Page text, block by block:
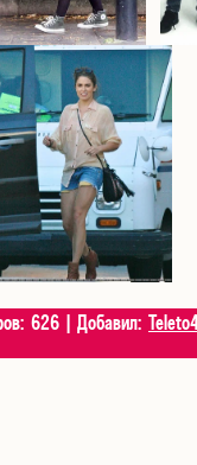
626 | Добавил: